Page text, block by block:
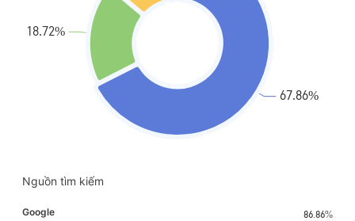
Nguồn tìm kiếm
Google 86.86%